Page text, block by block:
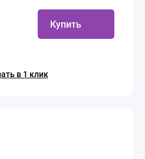
Купить
в 1 клик